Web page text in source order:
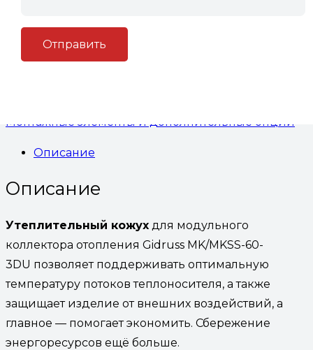
MK/MKSS-60-3DU
Монтажные элементы и дополнительные опции
Описание
Описание
Утеплительный кожух для модульного
коллектора отопления Gidruss MK/MKSS-60-
3DU позволяет поддерживать оптимальную
температуру потоков теплоносителя, а также
защищает изделие от внешних воздействий, а
главное — помогает экономить. Сбережение
энергоресурсов ещё больше.